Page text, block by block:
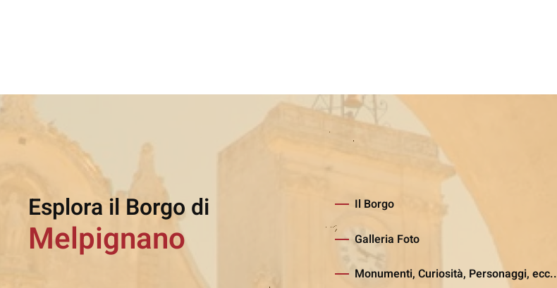
Esplora il Borgo di
Melpignano
Il Borgo
Galleria Foto
Monumenti, Curiosità, Personaggi, ecc..